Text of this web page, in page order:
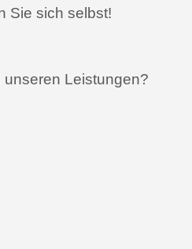
Sie sich selbst!
Leistungen?